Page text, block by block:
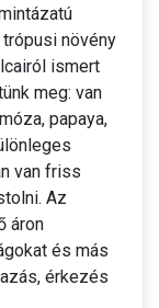
növény
ismert
meg: van
papaya,
van friss
Az
áron
és más
érkezés